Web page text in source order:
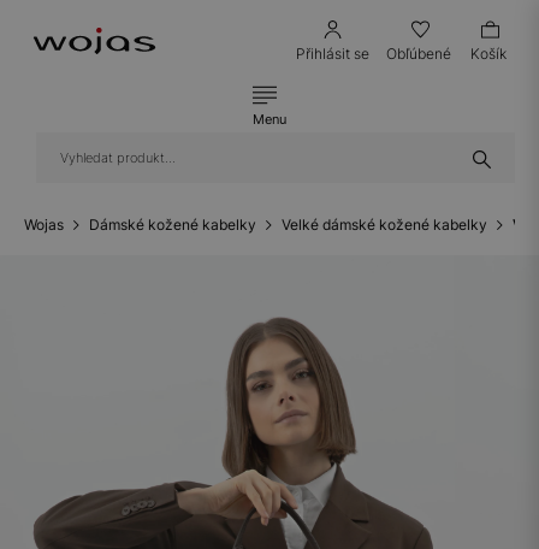
Přihlásit se Obľúbené Košík
Menu
Wojas Dámské kožené kabelky Velké dámské kožené kabelky